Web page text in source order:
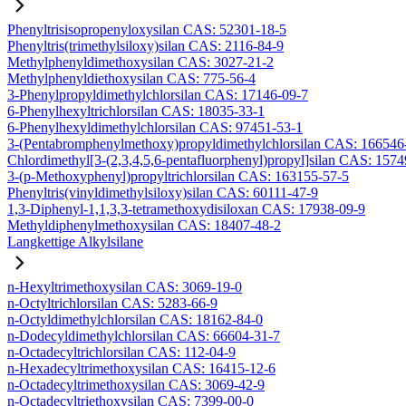
Phenyltrisisopropenyloxysilan CAS: 52301-18-5
Phenyltris(trimethylsiloxy)silan CAS: 2116-84-9
Methylphenyldimethoxysilan CAS: 3027-21-2
Methylphenyldiethoxysilan CAS: 775-56-4
3-Phenylpropyldimethylchlorsilan CAS: 17146-09-7
6-Phenylhexyltrichlorsilan CAS: 18035-33-1
6-Phenylhexyldimethylchlorsilan CAS: 97451-53-1
3-(Pentabromphenylmethoxy)propyldimethylchlorsilan CAS:
Chlordimethyl[3-(2,3,4,5,6-pentafluorphenyl)propyl]silan CAS:
3-(p-Methoxyphenyl)propyltrichlorsilan CAS: 163155-57-5
Phenyltris(vinyldimethylsiloxy)silan CAS: 60111-47-9
1,3-Diphenyl-1,1,3,3-tetramethoxydisiloxan CAS: 17938-09-9
Methyldiphenylmethoxysilan CAS: 18407-48-2
Langkettige Alkylsilane
n-Hexyltrimethoxysilan CAS: 3069-19-0
n-Octyltrichlorsilan CAS: 5283-66-9
n-Octyldimethylchlorsilan CAS: 18162-84-0
n-Dodecyldimethylchlorsilan CAS: 66604-31-7
n-Octadecyltrichlorsilan CAS: 112-04-9
n-Hexadecyltrimethoxysilan CAS: 16415-12-6
n-Octadecyltrimethoxysilan CAS: 3069-42-9
n-Octadecyltriethoxysilan CAS: 7399-00-0